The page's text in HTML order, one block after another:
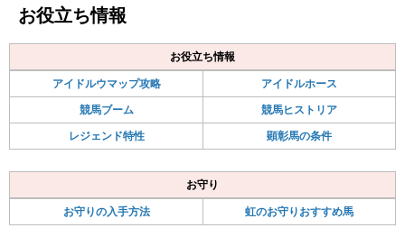
お役立ち情報
お役立ち情報
アイドルウマップ攻略
アイドルホース
競馬ブーム
競馬ヒストリア
レジェンド特性
顕彰馬の条件
お守り
お守りの入手方法
虹のお守りおすすめ馬